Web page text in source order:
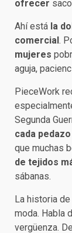
ofrecer
Ahí está la
comercial.
mujeres
aguja,
PieceWork
Segunda
cada
que muchas
de tejidos
sábanas.
La historia de
moda. Habla
vergüenza.